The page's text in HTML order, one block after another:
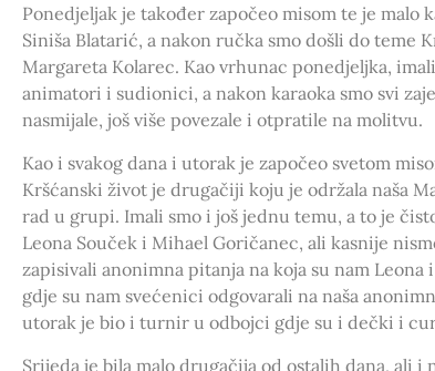
Ponedjeljak je također započeo misom te je malo
Siniša Blatarić, a nakon ručka smo došli do teme
Margareta Kolarec. Kao vrhunac ponedjeljka,
animatori i sudionici, a nakon karaoka smo svi
nasmijale, još više povezale i otpratile na molitvu.
Kao i svakog dana i utorak je započeo svetom
Kršćanski život je drugačiji koju je održala naša
rad u grupi. Imali smo i još jednu temu, a to je
Leona Souček i Mihael Goričanec, ali kasnije
zapisivali anonimna pitanja na koja su nam
gdje su nam svećenici odgovarali na naša
utorak je bio i turnir u odbojci gdje su i dečki i
Srijeda je bila malo drugačija od ostalih dana, ali i